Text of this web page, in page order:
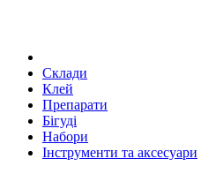
Склади
Клей
Препарати
Бігуді
Набори
Інструменти та аксесуари